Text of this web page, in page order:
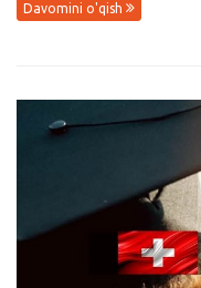
Davomini o'qish